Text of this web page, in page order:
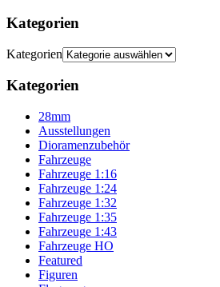
Kategorien
Kategorien
Kategorien
28mm
Ausstellungen
Dioramenzubehör
Fahrzeuge
Fahrzeuge 1:16
Fahrzeuge 1:24
Fahrzeuge 1:32
Fahrzeuge 1:35
Fahrzeuge 1:43
Fahrzeuge HO
Featured
Figuren